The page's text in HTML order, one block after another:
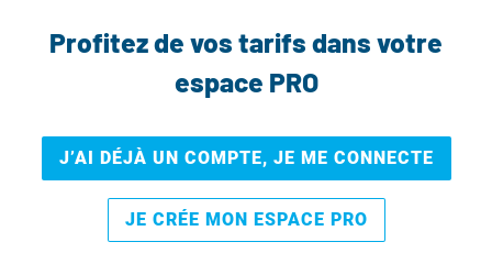
Profitez de vos tarifs dans votre
espace PRO
J’AI DÉJÀ UN COMPTE, JE ME CONNECTE
JE CRÉE MON ESPACE PRO